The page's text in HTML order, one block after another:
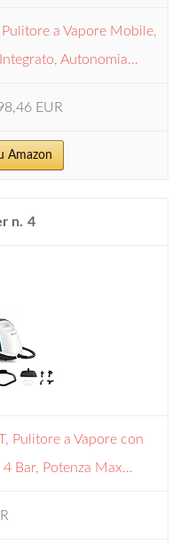
a Vapore Mobile,
Autonomia...
EUR
Amazon
4
Pulitore a Vapore con
Bar, Potenza Max...